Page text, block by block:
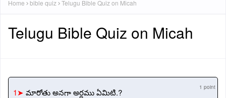
Home bible quiz Telugu Bible Quiz on Micah
Telugu Bible Quiz on Micah
1➤ మారోతు అనగా అర్ధము ఏమిటి.? 1 point